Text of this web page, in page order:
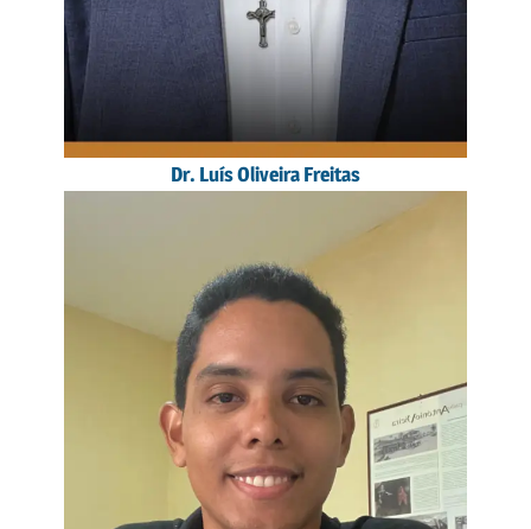
Dr. Luís Oliveira Freitas